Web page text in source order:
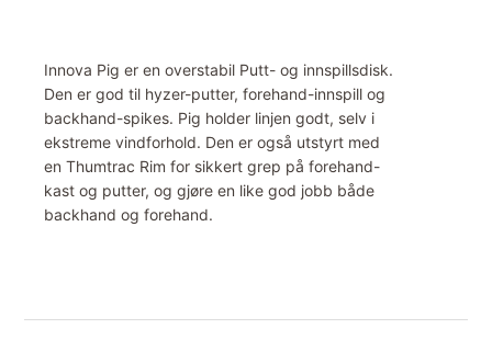
Innova Pig er en overstabil Putt- og innspillsdisk.
Den er god til hyzer-putter, forehand-innspill og
backhand-spikes. Pig holder linjen godt, selv i
ekstreme vindforhold. Den er også utstyrt med
en Thumtrac Rim for sikkert grep på forehand-
kast og putter, og gjøre en like god jobb både
backhand og forehand.